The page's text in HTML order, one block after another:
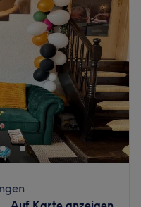
10:00–18:00
10:00–18:00
10:00 –18:00
Geschlossen
Süd bietet ein
Behandlungen,
Fußpflege und
legt das Institut
und Pflege. Die
Produkten
durchgeführt, um